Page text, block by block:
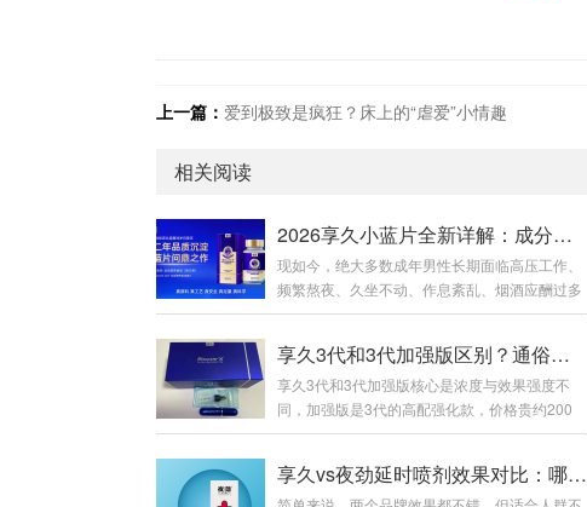
上一篇： 爱到极致是疯狂？床上的“虐爱”小情趣
相关阅读
2026享久小蓝片全新详解：成分功效、适用人群、官方售价及正确服用指南
现如今，绝大多数成年男性长期面临高压工作、
频繁熬夜、久坐不动、作息紊乱、烟酒应酬过多
等问题。很多男性明明体检各项指标正常，身体
膝酸软、事后疲惫难恢复等隐性透支问题。市面
上男性养护产品鱼龙混杂，速效产品副作用大、
易产生依赖性，传统滋补品见效慢、腥味重、吸
收差。为此，专注男性健康养护多年的知名品牌
红参肉苁蓉耐力片（俗称：享久小蓝瓶/享久小蓝
享久3代和3代加强版区别？通俗讲清差异与选购
享久3代和3代加强版核心是浓度与效果强度不
同，加强版是3代的高配强化款，价格贵约200
元，适合追求更强效果的人；标准版更温和，适
代标准版：纯蓝色礼盒，瓶子无“+”标识，整体简
享久vs夜劲延时喷剂效果对比：哪个更适合你？